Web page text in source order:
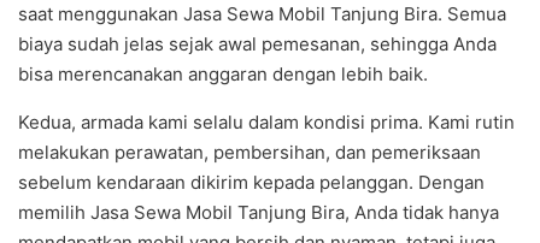
saat menggunakan Jasa Sewa Mobil Tanjung Bira. Semua
biaya sudah jelas sejak awal pemesanan, sehingga Anda
bisa merencanakan anggaran dengan lebih baik.
Kedua, armada kami selalu dalam kondisi prima. Kami rutin
melakukan perawatan, pembersihan, dan pemeriksaan
sebelum kendaraan dikirim kepada pelanggan. Dengan
memilih Jasa Sewa Mobil Tanjung Bira, Anda tidak hanya